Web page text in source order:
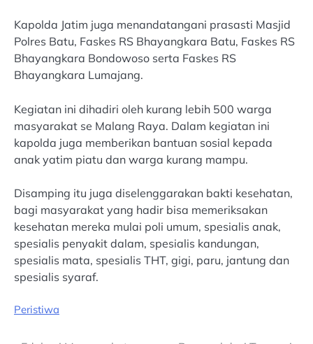
Kapolda Jatim juga menandatangani prasasti Masjid
Polres Batu, Faskes RS Bhayangkara Batu, Faskes RS
Bhayangkara Bondowoso serta Faskes RS
Bhayangkara Lumajang.
Kegiatan ini dihadiri oleh kurang lebih 500 warga
masyarakat se Malang Raya. Dalam kegiatan ini
kapolda juga memberikan bantuan sosial kepada
anak yatim piatu dan warga kurang mampu.
Disamping itu juga diselenggarakan bakti kesehatan,
bagi masyarakat yang hadir bisa memeriksakan
kesehatan mereka mulai poli umum, spesialis anak,
spesialis penyakit dalam, spesialis kandungan,
spesialis mata, spesialis THT, gigi, paru, jantung dan
spesialis syaraf.
Peristiwa